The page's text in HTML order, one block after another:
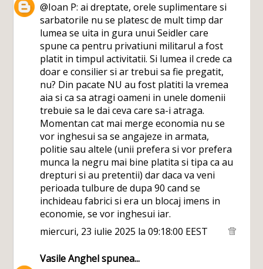
@Ioan P: ai dreptate, orele suplimentare si
sarbatorile nu se platesc de mult timp dar
lumea se uita in gura unui Seidler care
spune ca pentru privatiuni militarul a fost
platit in timpul activitatii. Si lumea il crede ca
doar e consilier si ar trebui sa fie pregatit,
nu? Din pacate NU au fost platiti la vremea
aia si ca sa atragi oameni in unele domenii
trebuie sa le dai ceva care sa-i atraga.
Momentan cat mai merge economia nu se
vor inghesui sa se angajeze in armata,
politie sau altele (unii prefera si vor prefera
munca la negru mai bine platita si tipa ca au
drepturi si au pretentii) dar daca va veni
perioada tulbure de dupa 90 cand se
inchideau fabrici si era un blocaj imens in
economie, se vor inghesui iar.
miercuri, 23 iulie 2025 la 09:18:00 EEST
Vasile Anghelspunea...